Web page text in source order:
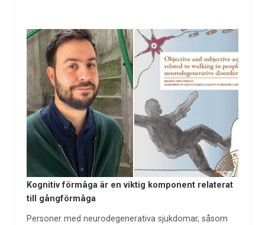
Kognitiv förmåga är en viktig komponent relaterat
till gångförmåga
Personer med neurodegenerativa sjukdomar, såsom